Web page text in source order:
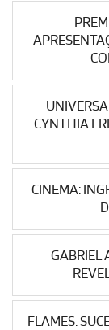
CYNTHIA
CINEMA:
GABRIEL
FLAMES: